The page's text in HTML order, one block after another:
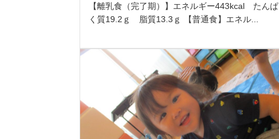
【離乳食（完了期）】エネルギー443kcal たんぱ
く質19.2ｇ 脂質13.3ｇ 【普通食】エネル...